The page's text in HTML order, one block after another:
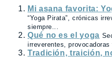
Mi asana favorita:
“Yoga Pirata”, crónicas
siempre...
Qué no es el yoga
irreverentes,
Tradición, traición,